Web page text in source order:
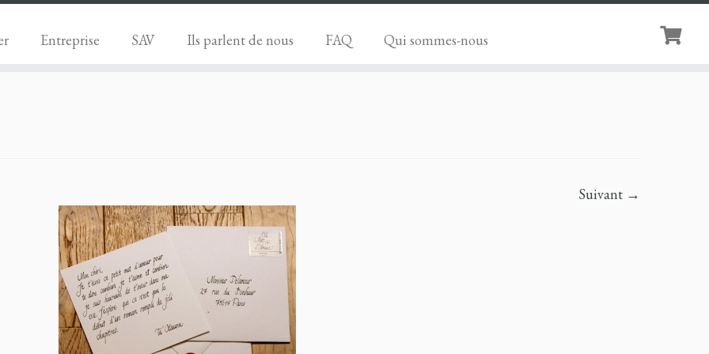
Entreprise SAV Ils parlent de nous FAQ Qui sommes-nous
Suivant →